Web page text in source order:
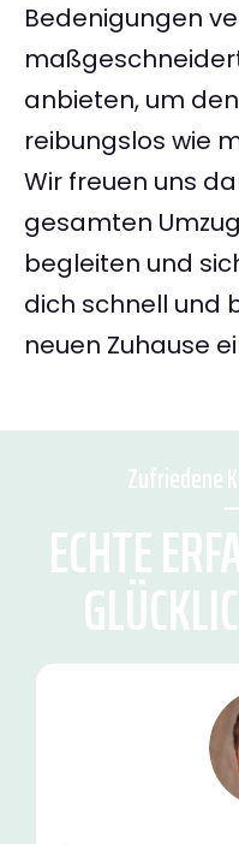
Bedenigungen
anbieten, um
reibungslos wie
Wir freuen uns
gesamten
begleiten und
dich schnell und
neuen Zuhause
Zufriedene
ECHTE